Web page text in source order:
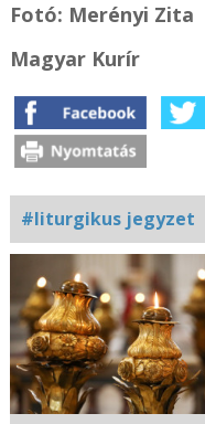
Fotó: Merényi Zita
Magyar Kurír
#liturgikus jegyzet
Kapcsolódó
fotógaléria